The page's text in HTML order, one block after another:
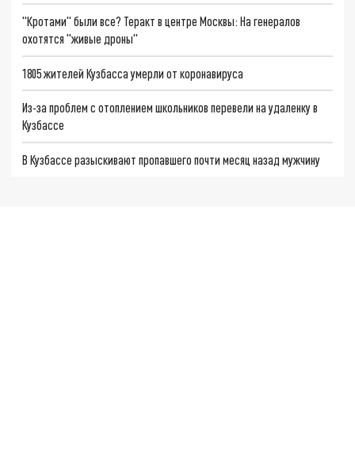
"Кротами" были все? Теракт в центре Москвы: На генералов
охотятся "живые дроны"
1805 жителей Кузбасса умерли от коронавируса
Из-за проблем с отоплением школьников перевели на удаленку в
Кузбассе
В Кузбассе разыскивают пропавшего почти месяц назад мужчину